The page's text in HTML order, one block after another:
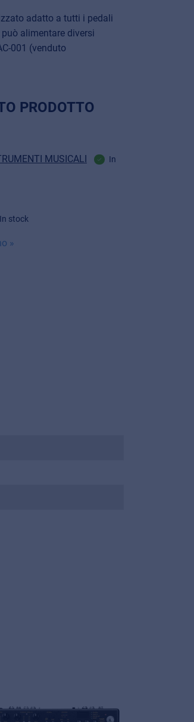
adatto a tutti i pedali
alimentare diversi
001 (venduto
PRODOTTO
MUSICALI
In
In stock
»